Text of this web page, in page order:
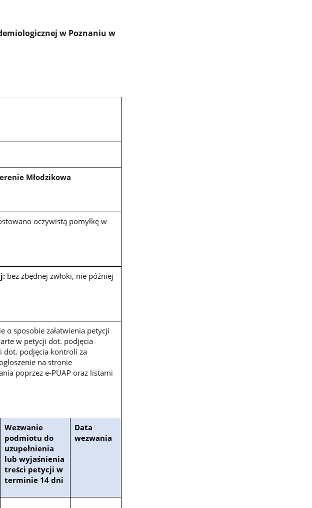
w Poznaniu w
Młodzikowa
oczywistą pomyłkę w
bez zbędnej zwłoki, nie później
o sposobie załatwienia petycji
w petycji dot. podjęcia
dot. podjęcia kontroli za
na stronie
poprzez e-PUAP oraz listami
Wezwanie
podmiotu do
uzupełnienia
lub wyjaśnienia
treści petycji w
terminie 14 dni
Data
wezwania